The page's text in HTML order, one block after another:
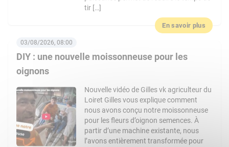
tir […]
En savoir plus
DIY : une nouvelle moissonneuse pour les
oignons
03/08/2026, 08:00
Nouvelle vidéo de Gilles vk agriculteur du
Loiret Gilles vous explique comment
nous avons conçu notre moissonneuse
pour les fleurs d’oignon semences. À
partir d’une machine existante, nous
l’avons entièrement transformée pour